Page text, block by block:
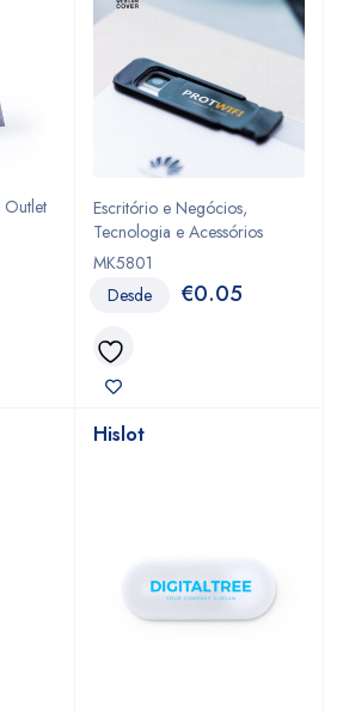
Outlet
Escritório e Negócios,
Tecnologia e Acessórios
MK5801
Desde €0.05
Hislot